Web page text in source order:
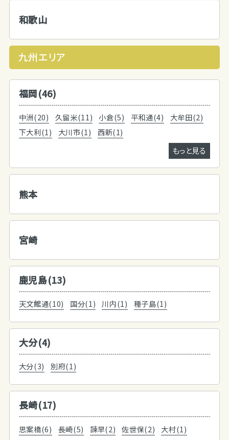
和歌山
九州エリア
福岡(46)
中洲(20) 久留米(11) 小倉(5) 平和通(4)
大牟田(2)
下大利(1)
大川市(1)
西新(1)
もっと見る
熊本
宮崎
鹿児島(13)
天文館通(10) 国分(1) 川内(1) 種子島(1)
大分(4)
大分(3) 別府(1)
長崎(17)
思案橋(6) 長崎(5) 諫早(2) 佐世保(2)
大村(1)